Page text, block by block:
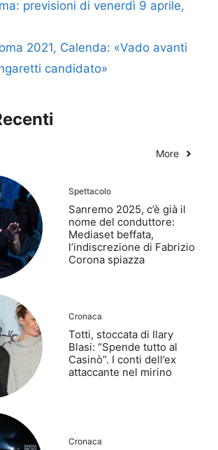
previsioni di venerdì 9 aprile,
2021, Calenda: «Vado avanti
candidato»
More
Spettacolo
Sanremo 2025, c’è già il
nome del conduttore:
Mediaset beffata,
l’indiscrezione di Fabrizio
Corona spiazza
Cronaca
Totti, stoccata di Ilary
Blasi: “Spende tutto al
Casinò”. I conti dell’ex
attaccante nel mirino
Cronaca